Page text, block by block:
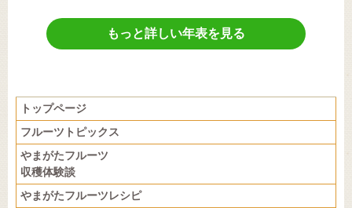
もっと詳しい年表を見る
トップページ
フルーツトピックス
やまがたフルーツ
収穫体験談
やまがたフルーツレシピ